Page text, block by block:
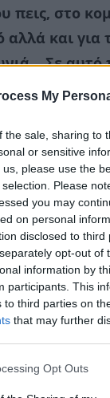
My
the sale, sharing to
or sensitive
please use the
Please
you may
on personal
disclosed to third
opt-out of
information by
participants. This
to third parties on
that may further
Opt Outs
πεις, στο
αλλά και για
Σε αυτό
2025; Ποια
το 2025 δεν
το
με μία όψη,
Ο Άρης
μια
του
πένθος.